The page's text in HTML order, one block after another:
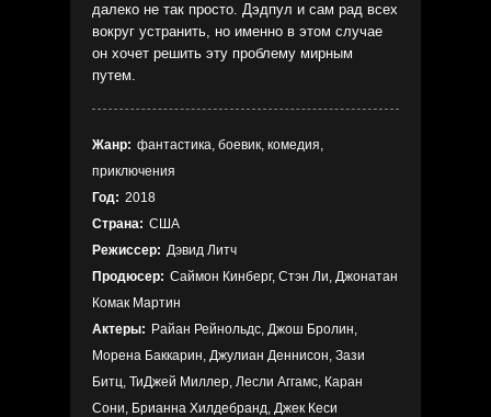
далеко не так просто. Дэдпул и сам рад всех
вокруг устранить, но именно в этом случае
он хочет решить эту проблему мирным
путем.
Жанр: фантастика, боевик, комедия,
приключения
Год: 2018
Страна: США
Режиссер: Дэвид Литч
Продюсер: Саймон Кинберг, Стэн Ли, Джонатан
Комак Мартин
Актеры: Райан Рейнольдс, Джош Бролин,
Морена Баккарин, Джулиан Деннисон, Зази
Битц, ТиДжей Миллер, Лесли Аггамс, Каран
Сони, Брианна Хилдебранд, Джек Кеси